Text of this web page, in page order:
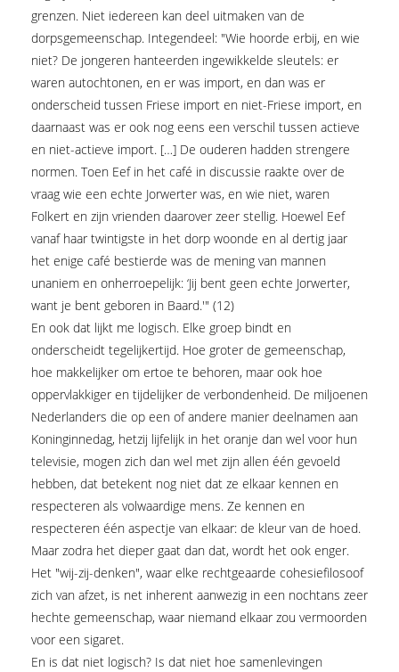
grenzen. Niet iedereen kan deel uitmaken van de
dorpsgemeenschap. Integendeel: "Wie hoorde erbij, en wie
niet? De jongeren hanteerden ingewikkelde sleutels: er
waren autochtonen, en er was import, en dan was er
onderscheid tussen Friese import en niet-Friese import, en
daarnaast was er ook nog eens een verschil tussen actieve
en niet-actieve import. […] De ouderen hadden strengere
normen. Toen Eef in het café in discussie raakte over de
vraag wie een echte Jorwerter was, en wie niet, waren
Folkert en zijn vrienden daarover zeer stellig. Hoewel Eef
vanaf haar twintigste in het dorp woonde en al dertig jaar
het enige café bestierde was de mening van mannen
unaniem en onherroepelijk: ‘Jij bent geen echte Jorwerter,
want je bent geboren in Baard.'" (12)
En ook dat lijkt me logisch. Elke groep bindt en
onderscheidt tegelijkertijd. Hoe groter de gemeenschap,
hoe makkelijker om ertoe te behoren, maar ook hoe
oppervlakkiger en tijdelijker de verbondenheid. De miljoenen
Nederlanders die op een of andere manier deelnamen aan
Koninginnedag, hetzij lijfelijk in het oranje dan wel voor hun
televisie, mogen zich dan wel met zijn allen één gevoeld
hebben, dat betekent nog niet dat ze elkaar kennen en
respecteren als volwaardige mens. Ze kennen en
respecteren één aspectje van elkaar: de kleur van de hoed.
Maar zodra het dieper gaat dan dat, wordt het ook enger.
Het "wij-zij-denken", waar elke rechtgeaarde cohesiefilosoof
zich van afzet, is net inherent aanwezig in een nochtans zeer
hechte gemeenschap, waar niemand elkaar zou vermoorden
voor een sigaret.
En is dat niet logisch? Is dat niet hoe samenlevingen